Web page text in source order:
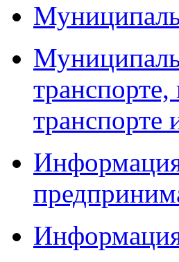
транспорте
Информация